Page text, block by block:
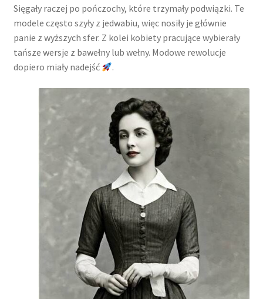
Sięgały raczej po pończochy, które trzymały podwiązki. Te
modele często szyły z jedwabiu, więc nosiły je głównie
panie z wyższych sfer. Z kolei kobiety pracujące wybierały
tańsze wersje z bawełny lub wełny. Modowe rewolucje
dopiero miały nadejść
.